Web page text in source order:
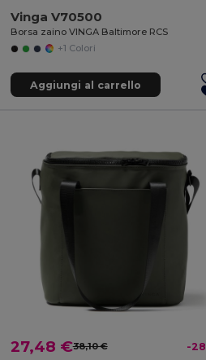
Vinga V70500
Borsa zaino VINGA Baltimore RCS
+1 Colori
Aggiungi al carrello
27,48 €38,10 € -